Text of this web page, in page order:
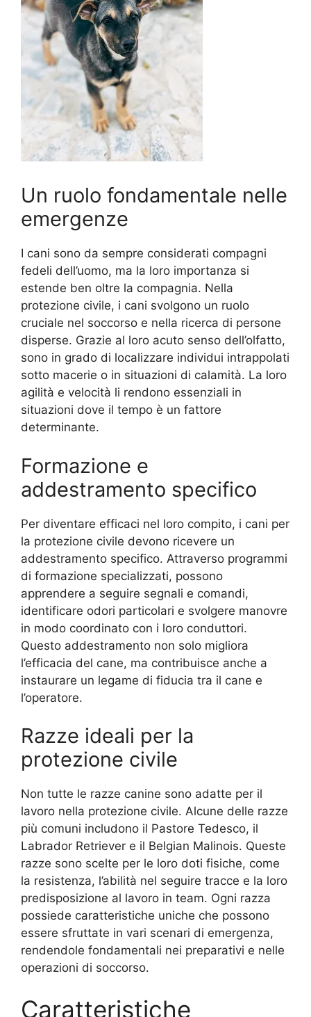
Un ruolo fondamentale nelle
emergenze
I cani sono da sempre considerati compagni
fedeli dell’uomo, ma la loro importanza si
estende ben oltre la compagnia. Nella
protezione civile, i cani svolgono un ruolo
cruciale nel soccorso e nella ricerca di persone
disperse. Grazie al loro acuto senso dell’olfatto,
sono in grado di localizzare individui intrappolati
sotto macerie o in situazioni di calamità. La loro
agilità e velocità li rendono essenziali in
situazioni dove il tempo è un fattore
determinante.
Formazione e
addestramento specifico
Per diventare efficaci nel loro compito, i cani per
la protezione civile devono ricevere un
addestramento specifico. Attraverso programmi
di formazione specializzati, possono
apprendere a seguire segnali e comandi,
identificare odori particolari e svolgere manovre
in modo coordinato con i loro conduttori.
Questo addestramento non solo migliora
l’efficacia del cane, ma contribuisce anche a
instaurare un legame di fiducia tra il cane e
l’operatore.
Razze ideali per la
protezione civile
Non tutte le razze canine sono adatte per il
lavoro nella protezione civile. Alcune delle razze
più comuni includono il Pastore Tedesco, il
Labrador Retriever e il Belgian Malinois. Queste
razze sono scelte per le loro doti fisiche, come
la resistenza, l’abilità nel seguire tracce e la loro
predisposizione al lavoro in team. Ogni razza
possiede caratteristiche uniche che possono
essere sfruttate in vari scenari di emergenza,
rendendole fondamentali nei preparativi e nelle
operazioni di soccorso.
Caratteristiche